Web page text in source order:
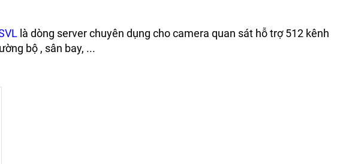
là dòng server chuyên dụng cho camera quan sát hỗ trợ 512 kênh
bộ , sân bay, ...